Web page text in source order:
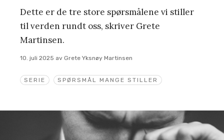
SERIE SPØRSMÅL MANGE STILLER
Dette er de tre store spørsmålene vi stiller
til verden rundt oss, skriver Grete
Martinsen.
10. juli 2025 av Grete Yksnøy Martinsen